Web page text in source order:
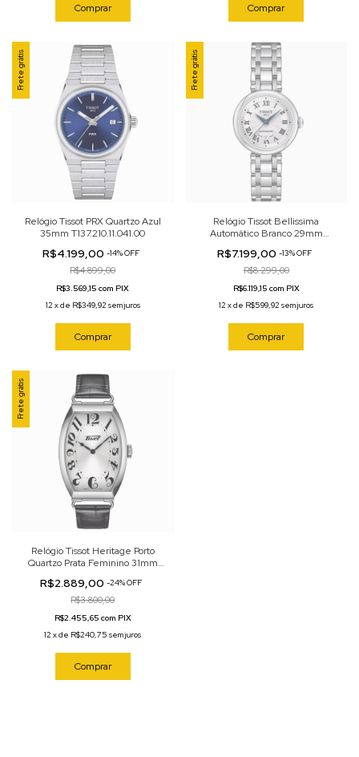
Comprar Comprar
Frete grátis
Relógio Tissot PRX Quartzo Azul
35mm T137.210.11.041.00
R$4.199,00-14%OFF
R$4.899,00
R$3.569,15 com PIX
12 xde R$349,92 sem juros
Comprar
Frete grátis
Relógio Tissot Bellissima
Automático Branco 29mm
R$7.199,00-13%OFF
R$8.299,00
R$6.119,15 com PIX
12 xde R$599,92 sem juros
Comprar
Frete grátis
Relógio Tissot Heritage Porto
Quartzo Prata Feminino 31mm
R$2.889,00-24%OFF
R$3.800,00
R$2.455,65 com PIX
12 xde R$240,75 sem juros
Comprar